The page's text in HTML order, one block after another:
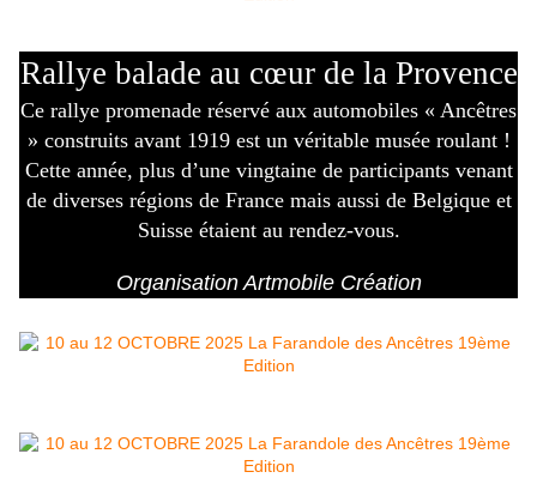
Rallye balade au cœur de la Provence
Ce rallye promenade réservé aux automobiles « Ancêtres
» construits avant 1919 est un véritable musée roulant !
Cette année, plus d’une vingtaine de participants venant
de diverses régions de France mais aussi de Belgique et
Suisse étaient au rendez-vous.
Organisation Artmobile Création